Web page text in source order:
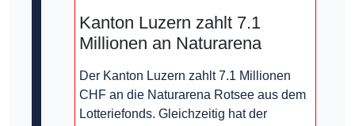
Kanton Luzern zahlt 7.1
Millionen an Naturarena
Der Kanton Luzern zahlt 7.1 Millionen
CHF an die Naturarena Rotsee aus dem
Lotteriefonds. Gleichzeitig hat der